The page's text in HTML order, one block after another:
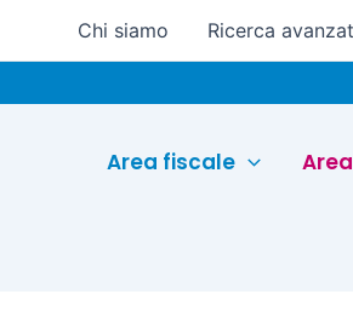
Chi siamo Ricerca
Area fiscale